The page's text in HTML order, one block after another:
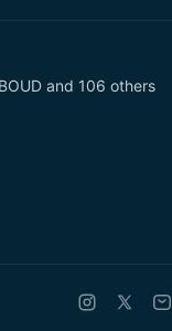
and 106 others